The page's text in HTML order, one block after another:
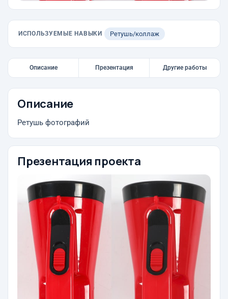
ИСПОЛЬЗУЕМЫЕ НАВЫКИ Ретушь/коллаж
Описание Презентация Другие работы
Описание
Ретушь фотографий
Презентация проекта